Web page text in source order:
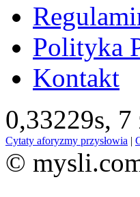
Polityka
Kontakt
0,33229s, 7
Cytaty aforyzmy przysłowia |
©